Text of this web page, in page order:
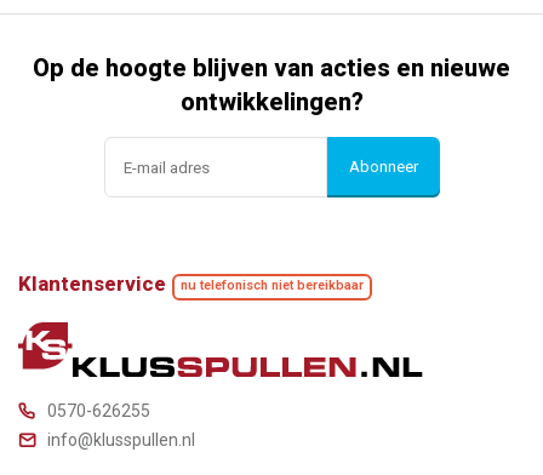
Op de hoogte blijven van acties en nieuwe
ontwikkelingen?
Abonneer
Klantenservice nu telefonisch niet bereikbaar
0570-626255
info@klusspullen.nl